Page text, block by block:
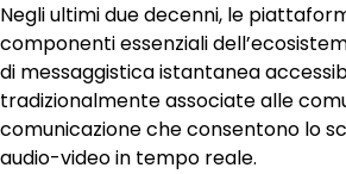
Negli ultimi due decenni, le
componenti essenziali
di messaggistica istantanea
tradizionalmente associate alle
comunicazione che consentono lo
audio-video in tempo reale.